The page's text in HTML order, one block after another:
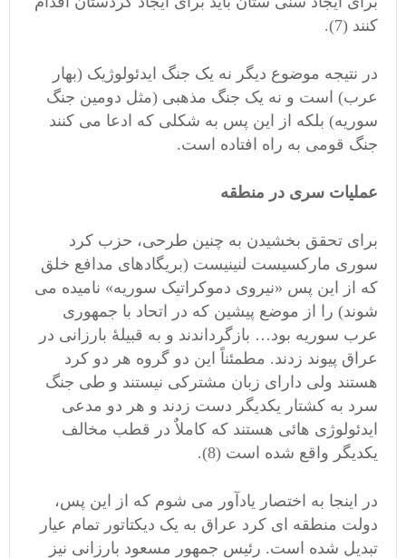
کنند (7).
در نتیجه موضوع دیگر نه یک جنگ ایدئولوژیک (بهار
عرب) است و نه یک جنگ مذهبی (مثل دومین جنگ
سوریه) بلکه از این پس به شکلی که ادعا می کنند
جنگ قومی به راه افتاده است.
عملیات سری در منطقه
برای تحقق بخشیدن به چنین طرحی، حزب کرد
سوری مارکسیست لنینیست (بریگادهای مدافع خلق
که از این پس «نیروی دموکراتیک سوریه» نامیده می
شوند) را از موضع پیشین که در اتحاد با جمهوری
عرب سوریه بود… بازگرداندند و به قبیلۀ بارزانی در
عراق پیوند زدند. مطمئناً این دو گروه هر دو کرد
هستند ولی دارای زبان مشترکی نیستند و طی جنگ
سرد به کشتار یکدیگر دست زدند و هر دو مدعی
ایدئولوژی هائی هستند که کاملاٌ در قطب مخالف
یکدیگر واقع شده است (8).
در اینجا به اختصار یادآور می شوم که از این پس،
دولت منطقه ای کرد عراق به یک دیکتاتور تمام عیار
تبدیل شده است. رئیس جمهور مسعود بارزانی نیز